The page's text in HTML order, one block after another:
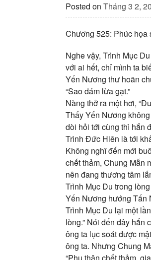
Posted on Tháng 3 2,
Chương 525: Phúc họa
Nghe vậy, Trình Mục
với ai hết, chỉ mình ta
Yến Nương thư hoãn
“Sao dám lừa gạt.”
Nàng thở ra một hơi,
Thấy Yến Nương
dòi hỏi tới cùng thì hắn
Trình Đức Hiên là tới
Không nghĩ đến mới
chết thảm, Chung Mẫn
nên đang thương tâm
Trình Mục Du trong
Yến Nương hướng Tấn
Trình Mục Du lại một
lòng.” Nói đến đây hắn
ông ta lục soát được
ông ta. Nhưng Chung